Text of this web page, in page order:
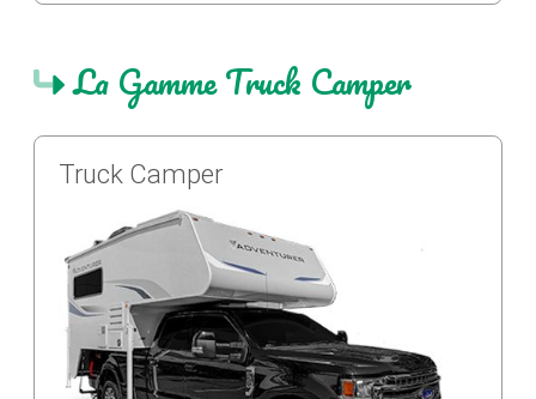
La Gamme Truck Camper
Truck Camper